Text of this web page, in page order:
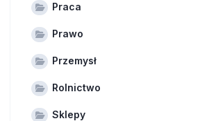
Praca
Prawo
Przemysł
Rolnictwo
Sklepy